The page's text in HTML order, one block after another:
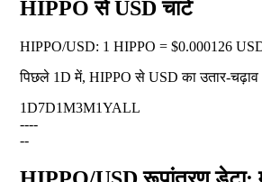
HIPPO से USD चार्ट
HIPPO/USD: 1 HIPPO = $0.000126
पिछले 1D में, HIPPO से USD का उतार-चढ़ाव
1D7D1M3M1YALL
----
--